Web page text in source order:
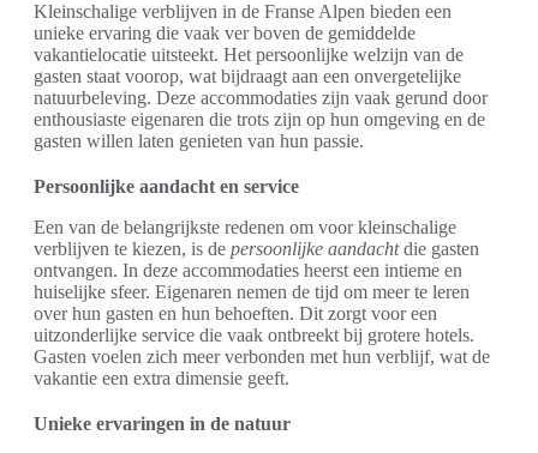
Kleinschalige verblijven in de Franse Alpen bieden een
unieke ervaring die vaak ver boven de gemiddelde
vakantielocatie uitsteekt. Het persoonlijke welzijn van de
gasten staat voorop, wat bijdraagt aan een onvergetelijke
natuurbeleving. Deze accommodaties zijn vaak gerund door
enthousiaste eigenaren die trots zijn op hun omgeving en de
gasten willen laten genieten van hun passie.
Persoonlijke aandacht en service
Een van de belangrijkste redenen om voor kleinschalige
verblijven te kiezen, is de persoonlijke aandachtdie gasten
ontvangen. In deze accommodaties heerst een intieme en
huiselijke sfeer. Eigenaren nemen de tijd om meer te leren
over hun gasten en hun behoeften. Dit zorgt voor een
uitzonderlijke service die vaak ontbreekt bij grotere hotels.
Gasten voelen zich meer verbonden met hun verblijf, wat de
vakantie een extra dimensie geeft.
Unieke ervaringen in de natuur